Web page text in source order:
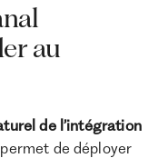
au
de l’intégration
de déployer